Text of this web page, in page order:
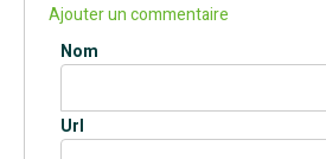
Ajouter un commentaire
Nom
Url